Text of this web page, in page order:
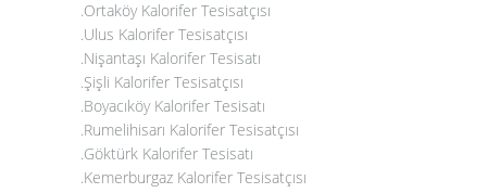
.Ortaköy Kalorifer Tesisatçısı
.Ulus Kalorifer Tesisatçısı
.Nişantaşı Kalorifer Tesisatı
.Şişli Kalorifer Tesisatçısı
.Boyacıköy Kalorifer Tesisatı
.Rumelihisarı Kalorifer Tesisatçısı
.Göktürk Kalorifer Tesisatı
.Kemerburgaz Kalorifer Tesisatçısı